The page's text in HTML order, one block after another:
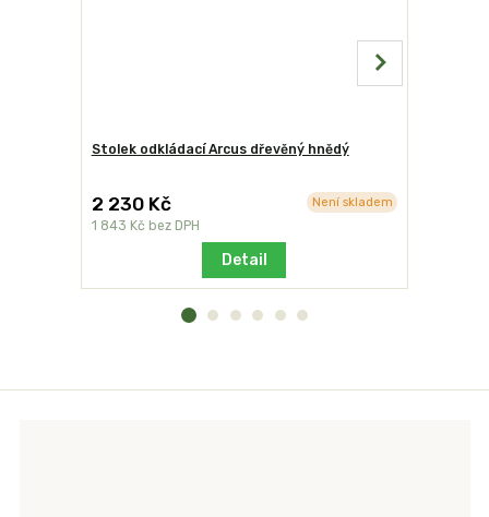
Stolek odkládací Arcus dřevěný hnědý
2 230 Kč
1 843 Kč bez DPH
Není skladem
Detail